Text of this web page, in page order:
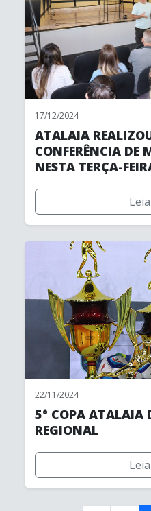
17/12/2024
ATALAIA
CONFERÊNCIA DE
NESTA TERÇA-
22/11/2024
5° COPA ATALAIA
REGIONAL